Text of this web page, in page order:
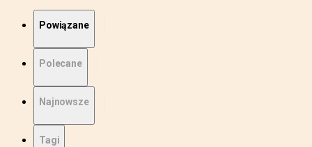
Powiązane
Polecane
Najnowsze
Tagi